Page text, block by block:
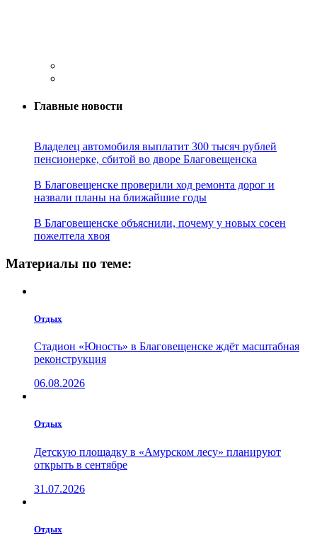
Главные новости
Владелец автомобиля выплатит 300 тысяч рублей
пенсионерке, сбитой во дворе Благовещенска
В Благовещенске проверили ход ремонта дорог и
назвали планы на ближайшие годы
В Благовещенске объяснили, почему у новых сосен
пожелтела хвоя
Материалы по теме:
Отдых
Стадион «Юность» в Благовещенске ждёт масштабная
реконструкция
06.08.2026
Отдых
Детскую площадку в «Амурском лесу» планируют
открыть в сентябре
31.07.2026
Отдых